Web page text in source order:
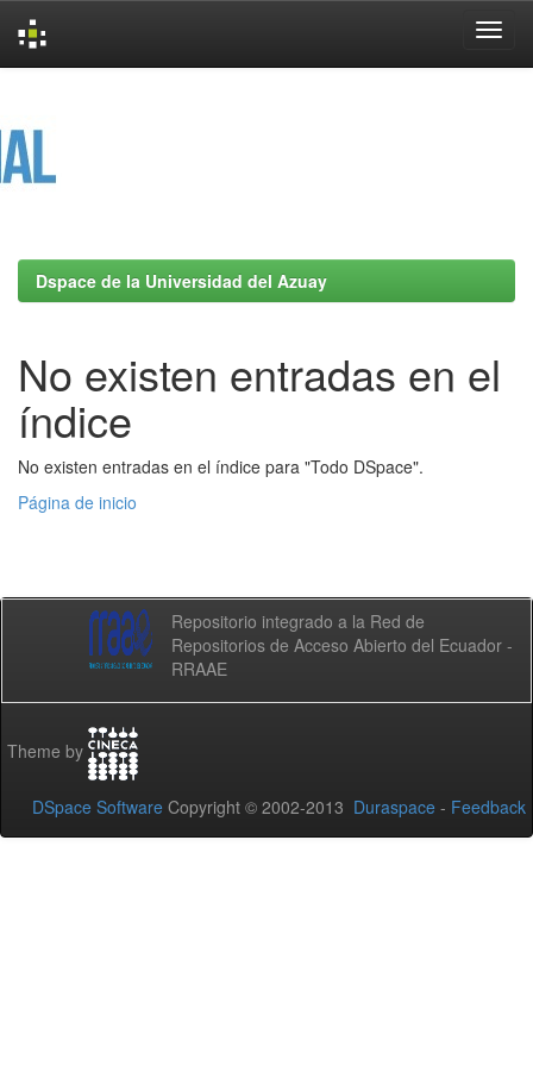
Dspace de la Universidad del Azuay
No existen entradas en el
índice
No existen entradas en el índice para "Todo DSpace".
Página de inicio
Repositorio integrado a la Red de
Repositorios de Acceso Abierto del Ecuador -
RRAAE
Theme by
DSpace Software Copyright © 2002-2013 Duraspace - Feedback